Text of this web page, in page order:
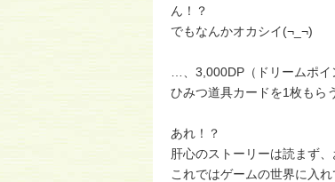
ん！？
でもなんかオカシイ(¬_¬)
…、3,000DP（ドリームポイ
ひみつ道具カードを1枚もら
あれ！？
肝心のストーリーは読まず
これではゲームの世界に入れ